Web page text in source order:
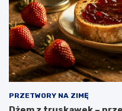
PRZETWORY NA ZIMĘ